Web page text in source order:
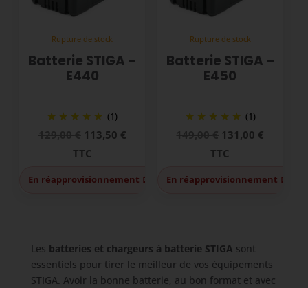
Rupture de stock
Batterie STIGA –
E440
(1)
Le
prix
113,50 €Le
TTC
En réapprovisionnement 🪫
Rupture de stock
Batterie STIGA –
E450
(1)
Le
prix
131,00 €
TTC
En réapprovisionnement 🪫
Les batteries et chargeurs à batterie STIGA sont
essentiels pour tirer le meilleur de vos équipements
STIGA. Avoir la bonne batterie, au bon format et avec